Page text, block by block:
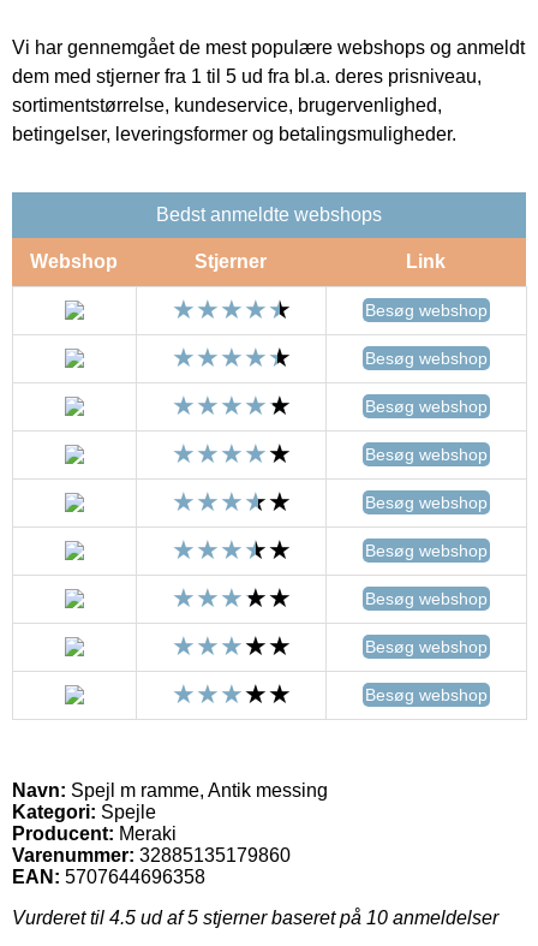
Vi har gennemgået de mest populære webshops og anmeldt
dem med stjerner fra 1 til 5 ud fra bl.a. deres prisniveau,
sortimentstørrelse, kundeservice, brugervenlighed,
betingelser, leveringsformer og betalingsmuligheder.
Bedst anmeldte webshops
Webshop Stjerner Link
Besøg webshop
Besøg webshop
Besøg webshop
Besøg webshop
Besøg webshop
Besøg webshop
Besøg webshop
Besøg webshop
Besøg webshop
Navn: Spejl m ramme, Antik messing
Kategori: Spejle
Producent: Meraki
Varenummer: 32885135179860
EAN: 5707644696358
Vurderet til 4.5 ud af 5 stjerner baseret på 10 anmeldelser